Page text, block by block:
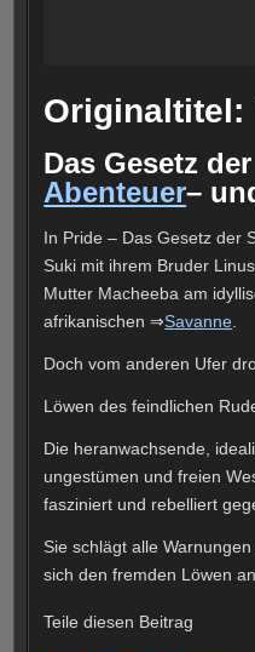
Originaltitel:
Das Gesetz
Abenteuer–
In Pride – Das Gesetz der
Suki mit ihrem Bruder
Mutter Macheeba am
afrikanischen ⇒Savanne
Doch vom anderen Ufer
Löwen des feindlichen
Die heranwachsende,
ungestümen und freien
fasziniert und rebelliert
Sie schlägt alle
sich den fremden Löwen
Teile diesen Beitrag